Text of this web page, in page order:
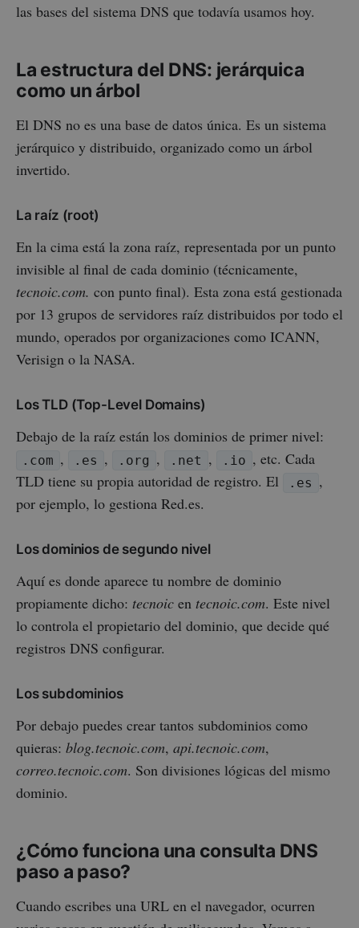
las bases del sistema DNS que todavía usamos hoy.
La estructura del DNS: jerárquica
como un árbol
El DNS no es una base de datos única. Es un sistema
jerárquico y distribuido, organizado como un árbol
invertido.
La raíz (root)
En la cima está la zona raíz, representada por un punto
invisible al final de cada dominio (técnicamente,
tecnoic.com. con punto final). Esta zona está gestionada
por 13 grupos de servidores raíz distribuidos por todo el
mundo, operados por organizaciones como ICANN,
Verisign o la NASA.
Los TLD (Top-Level Domains)
Debajo de la raíz están los dominios de primer nivel:
.com , .es , .org , .net , .io , etc. Cada
TLD tiene su propia autoridad de registro. El
.es ,
por ejemplo, lo gestiona Red.es.
Los dominios de segundo nivel
Aquí es donde aparece tu nombre de dominio
propiamente dicho: tecnoic en tecnoic.com. Este nivel
lo controla el propietario del dominio, que decide qué
registros DNS configurar.
Los subdominios
Por debajo puedes crear tantos subdominios como
quieras: blog.tecnoic.com, api.tecnoic.com,
correo.tecnoic.com. Son divisiones lógicas del mismo
dominio.
¿Cómo funciona una consulta DNS
paso a paso?
Cuando escribes una URL en el navegador, ocurren